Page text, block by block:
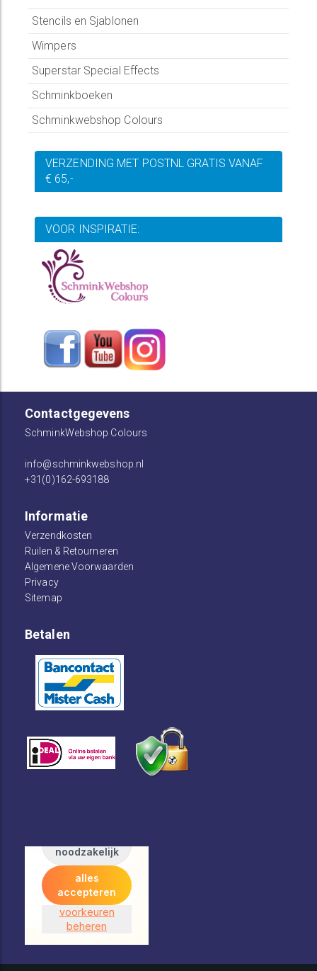
Stencils en Sjablonen
Wimpers
Superstar Special Effects
Schminkboeken
Schminkwebshop Colours
VERZENDING MET POSTNL GRATIS VANAF
€ 65,-
VOOR INSPIRATIE:
Contactgegevens
SchminkWebshop Colours
info@schminkwebshop.nl
+31(0)162-693188
Informatie
Verzendkosten
Ruilen & Retourneren
Algemene Voorwaarden
Privacy
Sitemap
Betalen